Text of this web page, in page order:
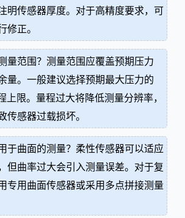
明传感器厚度。对于高精度要求，可
修正。
量范围？测量范围应覆盖预期压力
量。一般建议选择预期最大压力的
上限。量程过大将降低测量分辨率，
传感器过载损坏。
于曲面的测量？柔性传感器可以适应
但曲率过大会引入测量误差。对于复
专用曲面传感器或采用多点拼接测量